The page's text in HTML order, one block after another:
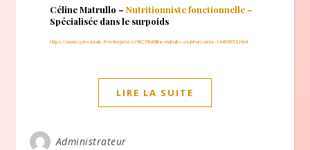
Céline Matrullo – Nutritionniste fonctionnelle –
Spécialisée dans le surpoids
https://www.cylex-locale.fr/entreprises/c%C3%A9line-matrullo—nutrinaissance-14489853.html
LIRE LA SUITE
Administrateur